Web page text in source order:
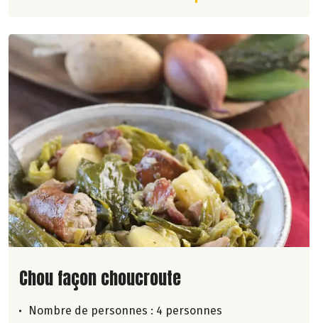
Lire la suite de la recette
Chou façon choucroute
Nombre de personnes : 4 personnes